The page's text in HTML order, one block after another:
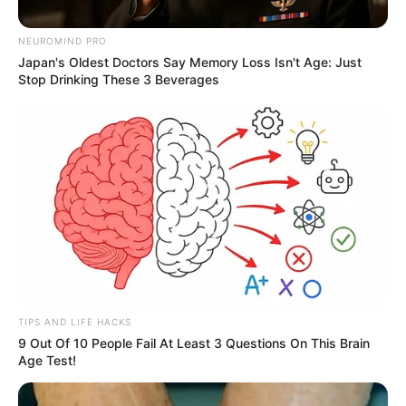
Suministrada
Julieth Paola Hernández Parra
Octubre 29, 2020
COMPARTIR
UNIRSE AL CANAL DE WHATSAPP
NEUROMIND PRO
Japan's Oldest Doctors Say Memory Loss Isn't Age: Just
Stop Drinking These 3 Beverages
TIPS AND LIFE HACKS
9 Out Of 10 People Fail At Least 3 Questions On This Brain
Age Test!